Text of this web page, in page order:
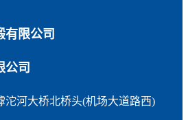
有限公司
公司
沱河大桥北桥头(机场大道路西)